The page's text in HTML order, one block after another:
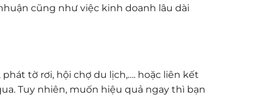
cũng như việc kinh doanh lâu dài
tờ rơi, hội chợ du lịch,…. hoặc liên kết
Tuy nhiên, muốn hiệu quả ngay thì bạn